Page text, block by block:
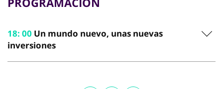
18: 00 Un mundo nuevo, unas nuevas
inversiones